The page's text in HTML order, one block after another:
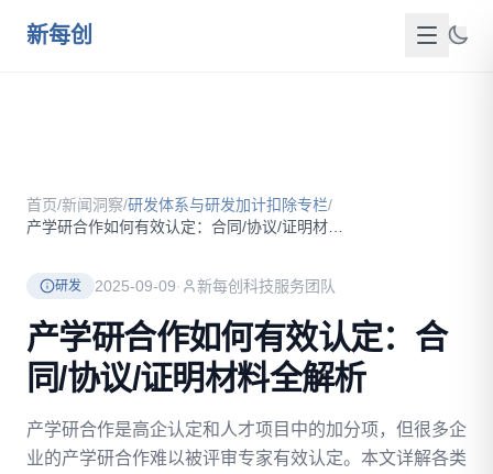
新每创
服务介绍
新闻洞察
政策资源
FAQ
首页/新闻洞察/研发体系与研发加计扣除专栏/
研发 2025-09-09· 新每创科技服务团队
产学研合作如何有效认定：合
同/协议/证明材料全解析
产学研合作是高企认定和人才项目中的加分项，但很多企
业的产学研合作难以被评审专家有效认定。本文详解各类